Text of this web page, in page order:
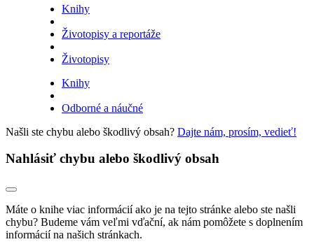
Knihy
Životopisy a reportáže
Životopisy
Knihy
Odborné a náučné
Našli ste chybu alebo škodlivý obsah? Dajte nám, prosím, vedieť!
Nahlásiť chybu alebo škodlivý obsah
Máte o knihe viac informácií ako je na tejto stránke alebo ste našli
chybu? Budeme vám veľmi vďační, ak nám pomôžete s doplnením
informácií na našich stránkach.